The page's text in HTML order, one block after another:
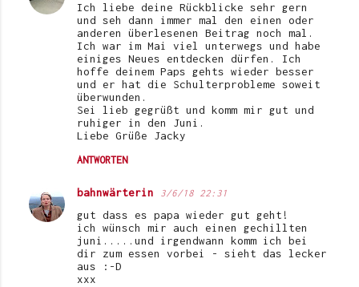
Ich liebe deine Rückblicke sehr gern
und seh dann immer mal den einen oder
anderen überlesenen Beitrag noch mal.
Ich war im Mai viel unterwegs und habe
einiges Neues entdecken dürfen. Ich
hoffe deinem Paps gehts wieder besser
und er hat die Schulterprobleme soweit
überwunden.
Sei lieb gegrüßt und komm mir gut und
ruhiger in den Juni.
Liebe Grüße Jacky
ANTWORTEN
bahnwärterin 3/6/18 22:31
gut dass es papa wieder gut geht!
ich wünsch mir auch einen gechillten
juni.....und irgendwann komm ich bei
dir zum essen vorbei - sieht das lecker
aus :-D
xxx